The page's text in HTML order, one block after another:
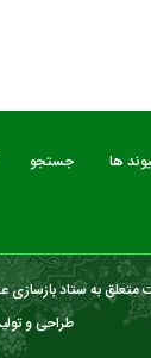
ها جستجو
به ستاد بازسازی
طراحی و